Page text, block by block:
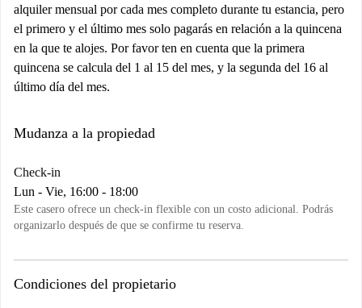
alquiler mensual por cada mes completo durante tu estancia, pero
el primero y el último mes solo pagarás en relación a la quincena
en la que te alojes. Por favor ten en cuenta que la primera
quincena se calcula del 1 al 15 del mes, y la segunda del 16 al
último día del mes.
Mudanza a la propiedad
Check-in
Lun - Vie, 16:00 - 18:00
Este casero ofrece un check-in flexible con un costo adicional. Podrás
organizarlo después de que se confirme tu reserva.
Condiciones del propietario